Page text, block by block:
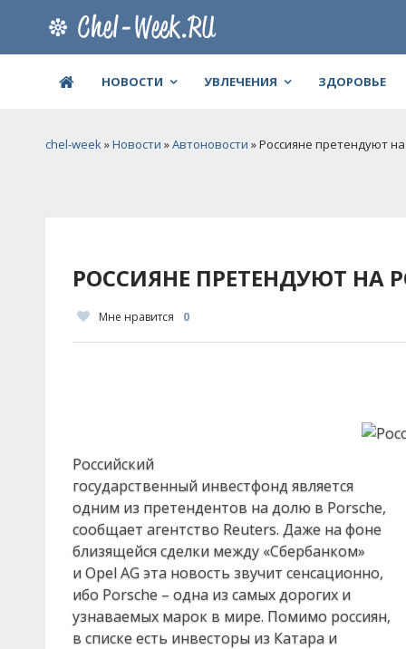
НОВОСТИ УВЛЕЧЕНИЯ ЗДОРОВЬЕ
chel-week»Новости »Автоновости » Россияне претендуют
РОССИЯНЕ ПРЕТЕНДУЮТ НА
Мне нравится 0
Российский
государственный инвестфонд является
одним из претендентов на долю в Porsche,
сообщает агентство Reuters. Даже на фоне
близящейся сделки между «Сбербанком»
и Opel AG эта новость звучит сенсационно,
ибо Porsche – одна из самых дорогих и
узнаваемых марок в мире. Помимо россиян,
в списке есть инвесторы из Катара и